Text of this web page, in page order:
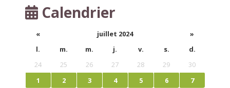
Calendrier
« juillet 2024
»
l.
m. m. j. v. s.
d.
24
25 26 27 28 29
30
1
2 3 4 5 6
7